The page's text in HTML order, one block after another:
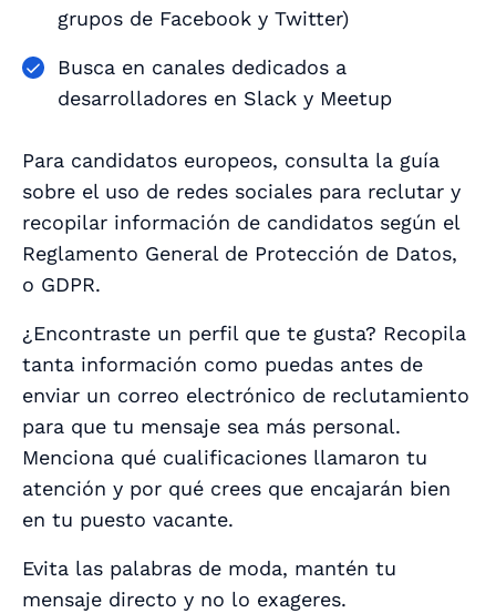
grupos de Facebook y Twitter)
Busca en canales dedicados a
desarrolladores en Slack y Meetup
Para candidatos europeos, consulta la guía
sobre el uso de redes sociales para reclutar y
recopilar información de candidatos según el
Reglamento General de Protección de Datos,
o GDPR.
¿Encontraste un perfil que te gusta? Recopila
tanta información como puedas antes de
enviar un correo electrónico de reclutamiento
para que tu mensaje sea más personal.
Menciona qué cualificaciones llamaron tu
atención y por qué crees que encajarán bien
en tu puesto vacante.
Evita las palabras de moda, mantén tu
mensaje directo y no lo exageres.